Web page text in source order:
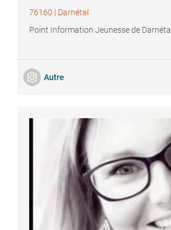
76160 | Darnétal
Point Information Jeunesse de Darnétal
Autre